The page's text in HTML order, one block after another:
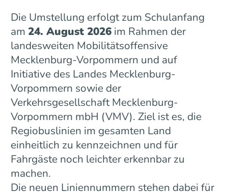
Die Umstellung erfolgt zum Schulanfang
am 24. August 2026im Rahmen der
landesweiten Mobilitätsoffensive
Mecklenburg-Vorpommern und auf
Initiative des Landes Mecklenburg-
Vorpommern sowie der
Verkehrsgesellschaft Mecklenburg-
Vorpommern mbH (VMV). Ziel ist es, die
Regiobuslinien im gesamten Land
einheitlich zu kennzeichnen und für
Fahrgäste noch leichter erkennbar zu
machen.
Die neuen Liniennummern stehen dabei für